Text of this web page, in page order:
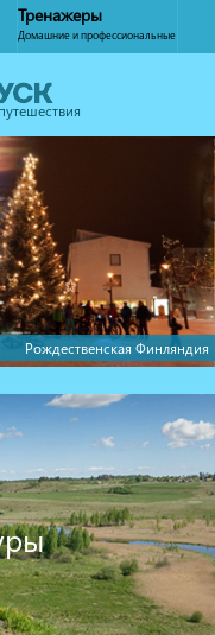
Тренажеры
Домашние и профессиональные
Рождественская Финляндия